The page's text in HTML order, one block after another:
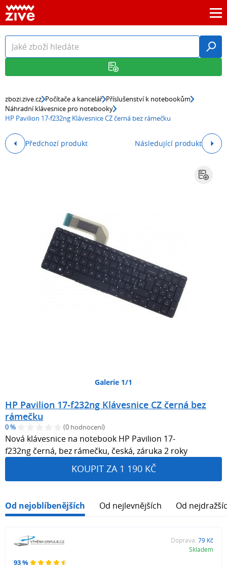
zbozi.zive.cz Počítače a kancelář Příslušenství k notebookům
Náhradní klávesnice pro notebooky
HP Pavilion 17-f232ng Klávesnice CZ černá bez rámečku
Předchozí produkt Následující produkt
Galerie 1/1
HP Pavilion 17-f232ng Klávesnice CZ černá bez
rámečku
0 % (0 hodnocení)
Nová klávesnice na notebook HP Pavilion 17-
f232ng černá, bez rámečku, česká, záruka 2 roky
KOUPIT ZA 1 190 KČ
Od nejoblíbenějších Od nejlevnějších Od
93 %
Doprava: 79 Kč
Skladem